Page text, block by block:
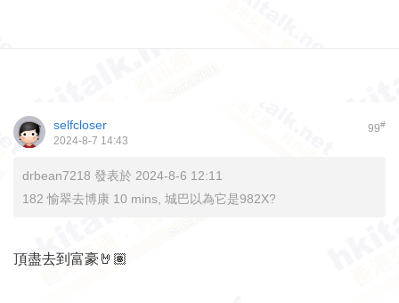
99#
selfcloser
2024-8-7 14:43
drbean7218 發表於 2024-8-6 12:11
182 愉翠去博康 10 mins, 城巴以為它是982X?
頂盡去到富豪🤘🏽